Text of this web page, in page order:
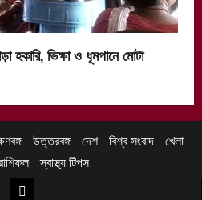
ভিক্ষা ও ধূমপানে মোটা
উত্তরবঙ্গ দেশ বিশ্ব সংবাদ খেলা
স্বাস্থ্য টিপস
উত্তরবঙ্গ